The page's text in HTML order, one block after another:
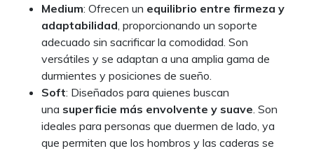
Medium: Ofrecen un equilibrio entre firmeza y
adaptabilidad , proporcionando un soporte
adecuado sin sacrificar la comodidad. Son
versátiles y se adaptan a una amplia gama de
durmientes y posiciones de sueño.
Soft: Diseñados para quienes buscan
una superficie más envolvente y suave . Son
ideales para personas que duermen de lado, ya
que permiten que los hombros y las caderas se